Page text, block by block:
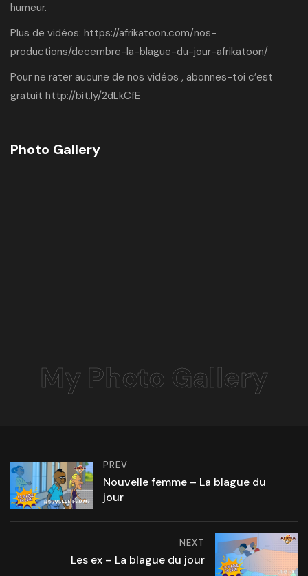
humeur.
Plus de vidéos: https://afrikatoon.com/nos-
productions/decembre-la-blague-du-jour-afrikatoon/
Pour ne rater aucune de nos vidéos , abonnes-toi c’est
gratuit http://bit.ly/2dLkCfE
Photo Gallery
My Photo Gallery
PREV
Nouvelle femme – La blague du
jour
NEXT
Les ex – La blague du jour